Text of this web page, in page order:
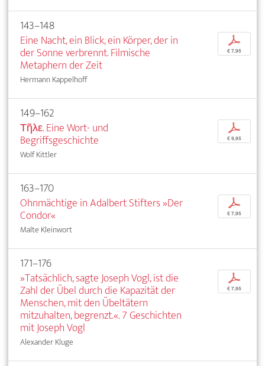
143–148
Eine Nacht, ein Blick, ein Körper, der in
der Sonne verbrennt. Filmische
Metaphern der Zeit
Hermann Kappelhoff
p
€ 7,95
149–162
Τῆλε. Eine Wort- und
Begriffsgeschichte
Wolf Kittler
p
€ 9,95
163–170
Ohnmächtige in Adalbert Stifters »Der
Condor«
Malte Kleinwort
p
€ 7,95
171–176
»Tatsächlich, sagte Joseph Vogl, ist die
Zahl der Übel durch die Kapazität der
Menschen, mit den Übeltätern
mitzuhalten, begrenzt.«. 7 Geschichten
mit Joseph Vogl
Alexander Kluge
p
€ 7,95